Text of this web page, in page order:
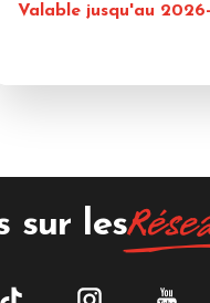
Valable jusqu'au
sur les